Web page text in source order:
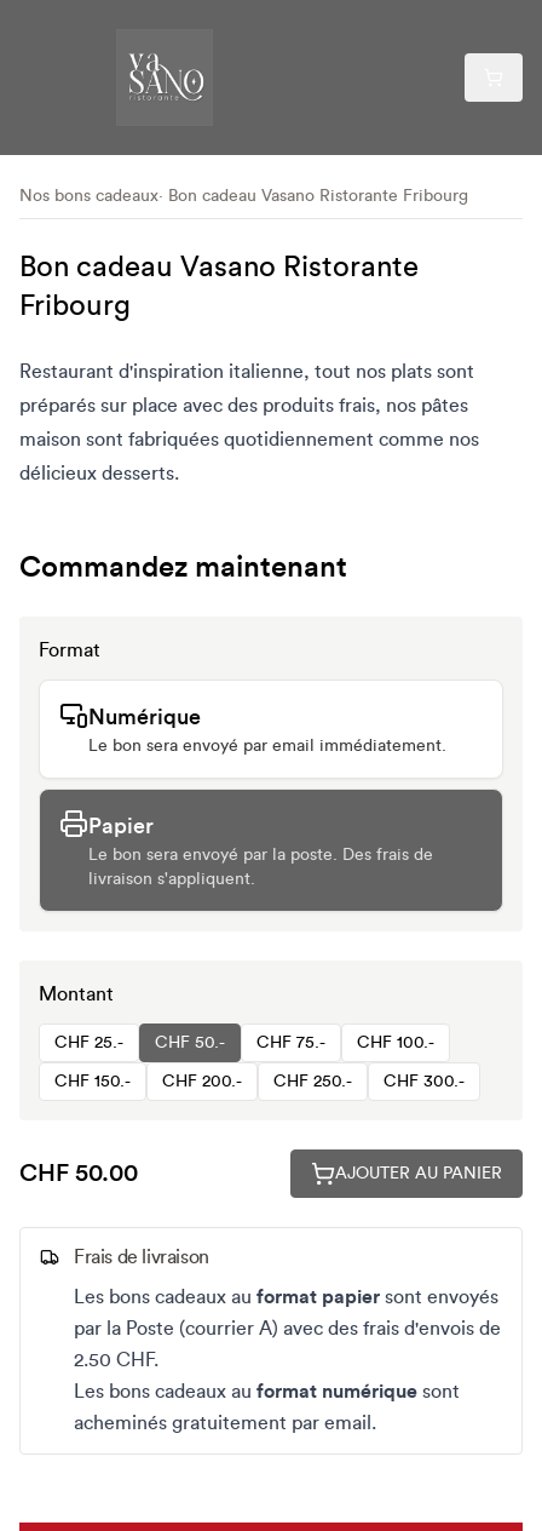
Nos bons cadeaux Bon cadeau Vasano Ristorante Fribourg
Bon cadeau Vasano Ristorante
Fribourg
Restaurant d'inspiration italienne, tout nos plats sont
préparés sur place avec des produits frais, nos pâtes
maison sont fabriquées quotidiennement comme nos
délicieux desserts.
Commandez maintenant
Format
Numérique
Le bon sera envoyé par email immédiatement.
Papier
Le bon sera envoyé par la poste. Des frais de
livraison s'appliquent.
Montant
CHF 25.- CHF 50.- CHF 75.- CHF 100.-
CHF 150.- CHF 200.- CHF 250.- CHF 300.-
CHF 50.00 AJOUTER AU PANIER
Frais de livraison
Les bons cadeaux au format papier sont envoyés
par la Poste (courrier A) avec des frais d'envois de
2.50 CHF.
Les bons cadeaux au format numérique sont
acheminés gratuitement par email.